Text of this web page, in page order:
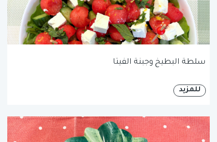
سلطة البطيخ وجبنة الفيتا
للمزيد